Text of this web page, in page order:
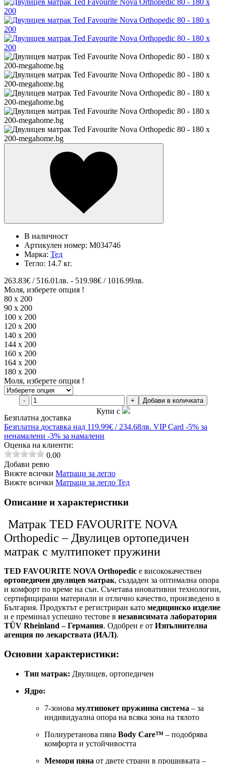
В наличност
Артикулен номер: M034746
Марка: Тед
Тегло: 14.7 кг.
263.83€ / 516.01лв. - 519.98€ / 1016.99лв.
Моля, изберете опция !
80 х 200
90 х 200
100 х 200
120 х 200
140 х 200
144 х 200
160 х 200
164 х 200
180 х 200
Моля, изберете опция !
- + Добави в количката
Купи с
Безплатна доставка
Безплатна доставка над 119.99€ / 234.68лв. VIP Card -5% за
ненамалени -3% за намалени
Оценка на клиенти:
0.00
Добави ревю
Вижте всички Матраци за легло
Вижте всички Матраци за легло Тед
Описание и характеристики
Матрак TED FAVOURITE NOVA
Orthopedic – Двулицев ортопедичен
матрак с мултипокет пружини
TED FAVOURITE NOVA Orthopedic е висококачествен
ортопедичен двулицев матрак, създаден за оптимална опора
и комфорт по време на сън. Съчетава иновативни технологии,
сертифицирани материали и отлично качество, произведено в
България. Продуктът е регистриран като медицинско изделие
и е преминал успешно тестове в независимата лаборатория
TÜV Rheinland – Германия. Одобрен е от Изпълнителна
агенция по лекарствата (ИАЛ).
Основни характеристики:
Тип матрак: Двулицев, ортопедичен
Ядро:
7-зонова мултипокет пружинна система – за
индивидуална опора на всяка зона на тялото
Полиуретанова пяна Body Care™ – подобрява
комфорта и устойчивостта
Мемори пяна от двете страни в прошивката –